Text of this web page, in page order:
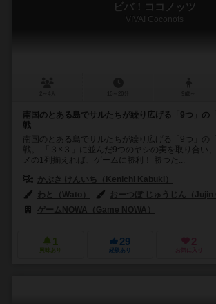
ビバ！ココノッツ
VIVA! Coconots
南国のとある島でサルたちが繰り広げる「9つ」の
戦
南国のとある島でサルたちが繰り広げる「9つ」の
戦。 「３×３」に並んだ9つのヤシの実を取り合い
メの1列揃えれば、ゲームに勝利！ 勝つた...
かぶき けんいち（Kenichi Kabuki）
わと（Wato）
おーつぼ じゅうじん（Jujin
ゲームNOWA（Game NOWA）
1
興味あり
29
経験あり
2
お気に入り